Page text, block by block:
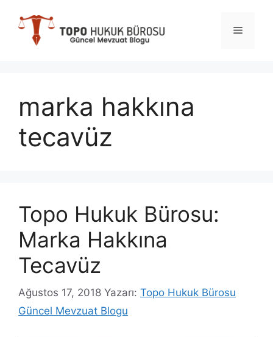
Menü
marka hakkına
tecavüz
Topo Hukuk Bürosu:
Marka Hakkına
Tecavüz
Ağustos 17, 2018 Yazarı: Topo Hukuk Bürosu
Güncel Mevzuat Blogu